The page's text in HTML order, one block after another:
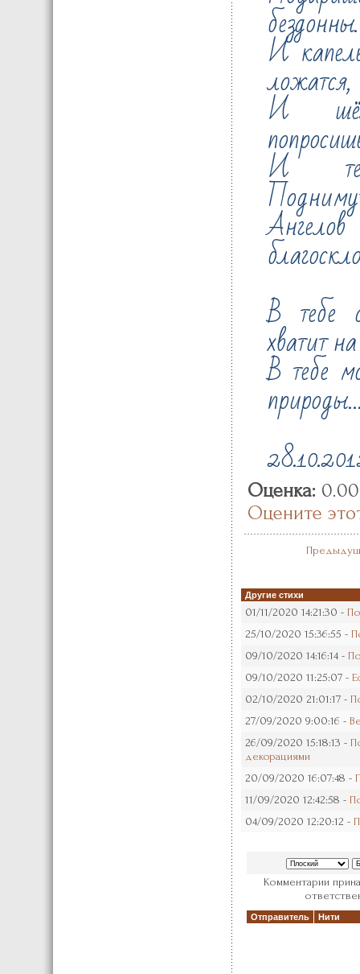
бездонны.
И
ложатся,
И
И
В тебе
хватит
В тебе
Оценка:
Оцените
Другие стихи
01/11/2020 14:21:30 -
25/10/2020 15:36:55 -
09/10/2020 14:16:14 -
09/10/2020 11:25:07 -
02/10/2020 21:01:17 -
27/09/2020 9:00:16 -
26/09/2020 15:18:13 -
декорациями
20/09/2020 16:07:48 -
11/09/2020 12:42:58 -
04/09/2020 12:20:12 -
Комментарии
Отправитель Нити